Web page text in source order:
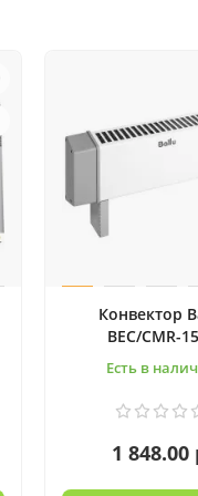
Конвектор
BEC/CMR-
Есть в
1 848.00